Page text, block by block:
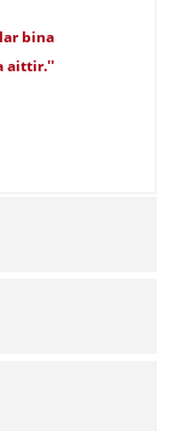
bina
aittir.''